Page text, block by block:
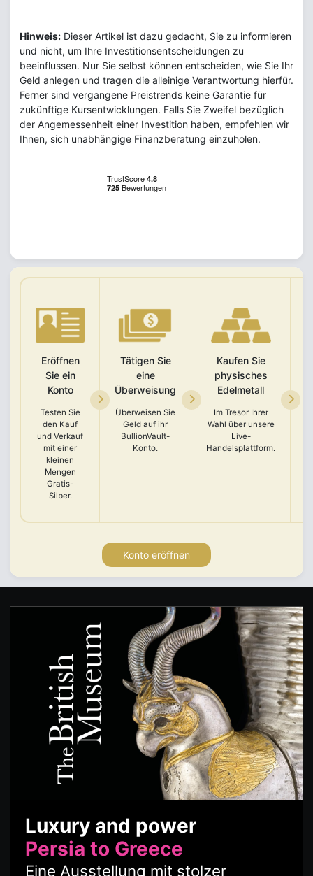
Hinweis: Dieser Artikel ist dazu gedacht, Sie zu informieren
und nicht, um Ihre Investitionsentscheidungen zu
beeinflussen. Nur Sie selbst können entscheiden, wie Sie Ihr
Geld anlegen und tragen die alleinige Verantwortung hierfür.
Ferner sind vergangene Preistrends keine Garantie für
zukünftige Kursentwicklungen. Falls Sie Zweifel bezüglich
der Angemessenheit einer Investition haben, empfehlen wir
Ihnen, sich unabhängige Finanzberatung einzuholen.
Eröffnen
Sie ein
Konto
Testen Sie
den Kauf
und Verkauf
mit einer
kleinen
Mengen
Gratis-
Silber.
Tätigen Sie
eine
Überweisung
Überweisen Sie
Geld auf ihr
BullionVault-
Konto.
Kaufen Sie
physisches
Edelmetall
Im Tresor Ihrer
Wahl über unsere
Live-
Handelsplattform.
Konto eröffnen
Luxury and power
Persia to Greece
Eine Ausstellung mit stolzer